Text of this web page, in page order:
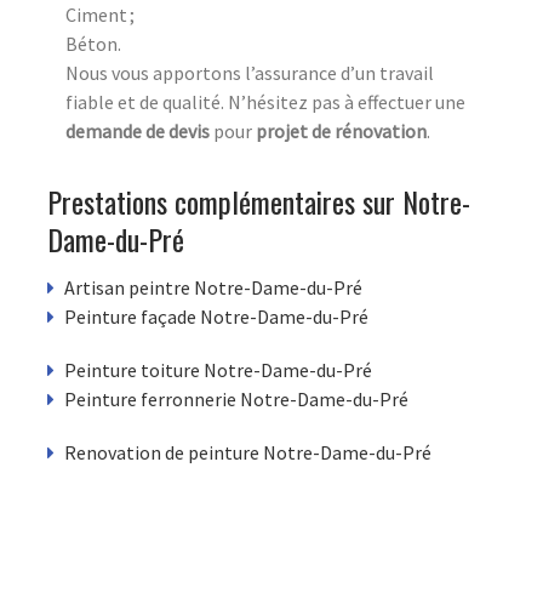
Ciment ;
Béton.
Nous vous apportons l’assurance d’un travail
fiable et de qualité. N’hésitez pas à effectuer une
demande de devis pour projet de rénovation.
Prestations complémentaires sur Notre-
Dame-du-Pré
Artisan peintre Notre-Dame-du-Pré
Peinture façade Notre-Dame-du-Pré
Peinture toiture Notre-Dame-du-Pré
Peinture ferronnerie Notre-Dame-du-Pré
Renovation de peinture Notre-Dame-du-Pré